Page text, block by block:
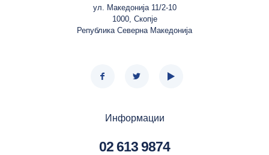
ул. Македонија 11/2-10
1000, Скопје
Република Северна Македонија
Информации
02 613 9874